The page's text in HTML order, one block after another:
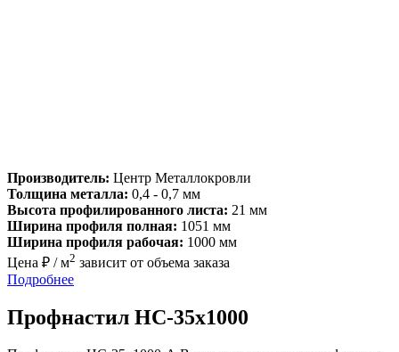
Производитель: Центр Металлокровли
Толщина металла: 0,4 - 0,7 мм
Высота профилированного листа: 21 мм
Ширина профиля полная: 1051 мм
Ширина профиля рабочая: 1000 мм
Цена ₽ / м2 зависит от объема заказа
Подробнее
Профнастил НС-35х1000